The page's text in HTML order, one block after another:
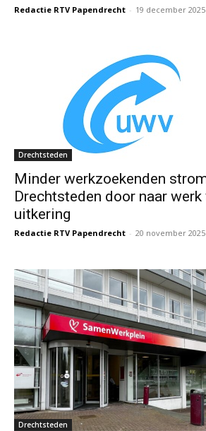
Redactie RTV Papendrecht - 19 december 2025
Drechtsteden
Minder werkzoekenden
Drechtsteden door naar werk
uitkering
Redactie RTV Papendrecht - 20 november 2025
Drechtsteden